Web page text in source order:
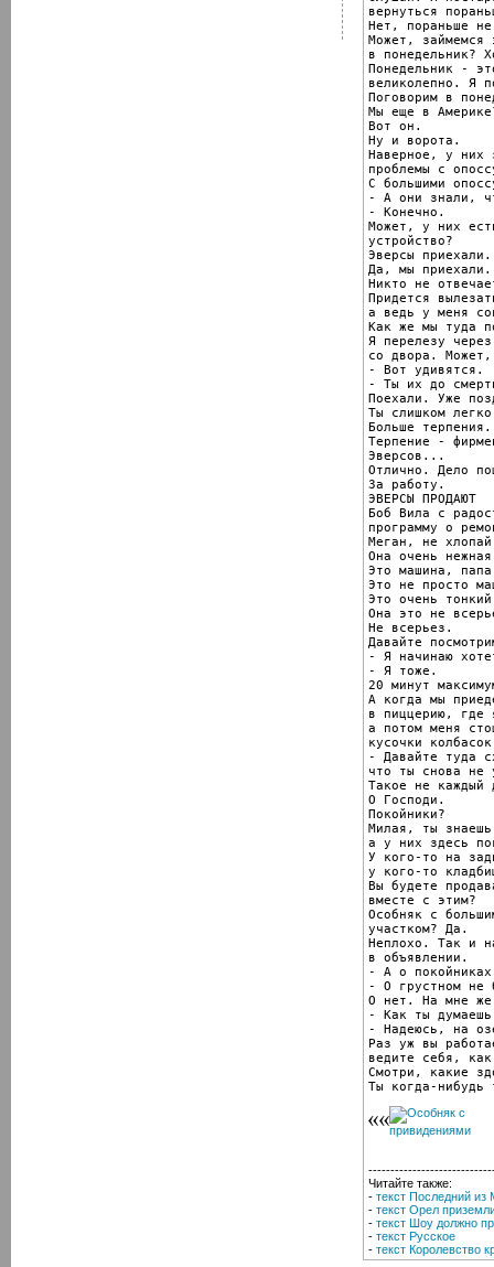
вернуться
Нет, пораньше
Может, займемся
в понедельник?
Понедельник -
великолепно. Я
Поговорим в
Мы еще в
Вот он.
Ну и ворота.
Наверное, у них
проблемы с
С большими
- А они знали,
- Конечно.
Может, у них
устройство?
Эверсы приехали.
Да, мы приехали.
Никто не
Придется
а ведь у меня
Как же мы туда
Я перелезу
со двора.
- Вот удивятся.
- Ты их до
Поехали. Уже
Ты слишком
Больше терпения.
Терпение -
Эверсов...
Отлично. Дело
За работу.
ЭВЕРСЫ ПРОДАЮТ
Боб Вила с
программу о
Меган, не
Она очень
Это машина,
Это не просто
Это очень
Она это не
Не всерьез.
Давайте
- Я начинаю
- Я тоже.
20 минут
А когда мы
в пиццерию, где
а потом меня
кусочки
- Давайте туда
что ты снова не
Такое не каждый
О Господи.
Покойники?
Милая, ты
а у них здесь
У кого-то на
у кого-то
Вы будете
вместе с этим?
Особняк с
участком? Да.
Неплохо. Так и
в объявлении.
- А о покойниках
- О грустном не
О нет. На мне же
- Как ты
- Надеюсь, на
Раз уж вы
ведите себя,
Смотри, какие
Ты когда-нибудь
Читайте также:
- текст Последний из
- текст Орел
- текст Шоу должно
- текст Русское
- текст Королевство